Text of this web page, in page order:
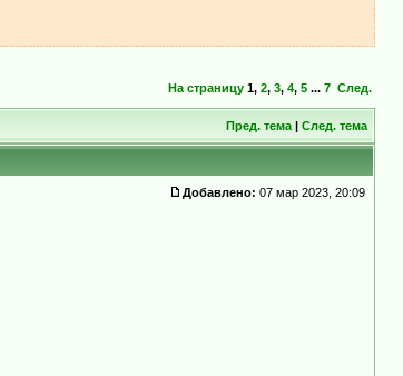
На страницу 1, 2, 3, 4, 5 ... 7 След.
Пред. тема | След. тема
Добавлено: 07 мар 2023, 20:09